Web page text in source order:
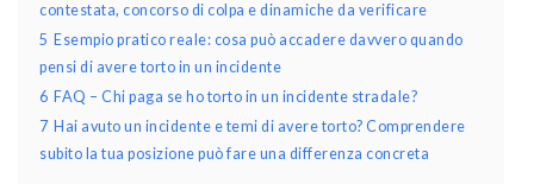
contestata, concorso di colpa e dinamiche da verificare
5 Esempio pratico reale: cosa può accadere davvero quando
pensi di avere torto in un incidente
6 FAQ – Chi paga se ho torto in un incidente stradale?
7 Hai avuto un incidente e temi di avere torto? Comprendere
subito la tua posizione può fare una differenza concreta